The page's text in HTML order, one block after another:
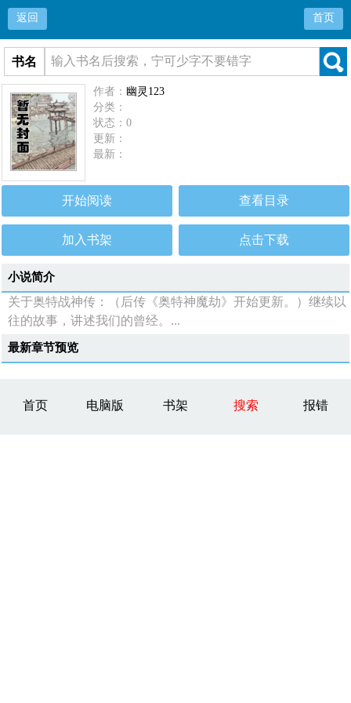
返回 首页
书名
作者： 幽灵123
分类：
状态：0
更新：
最新：
开始阅读 查看目录
加入书架 点击下载
小说简介
关于奥特战神传：（后传《奥特神魔劫》开始更新。）继续以
往的故事，讲述我们的曾经。...
最新章节预览
首页 电脑版 书架 搜索 报错